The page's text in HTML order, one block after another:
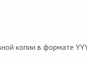
копии в формате